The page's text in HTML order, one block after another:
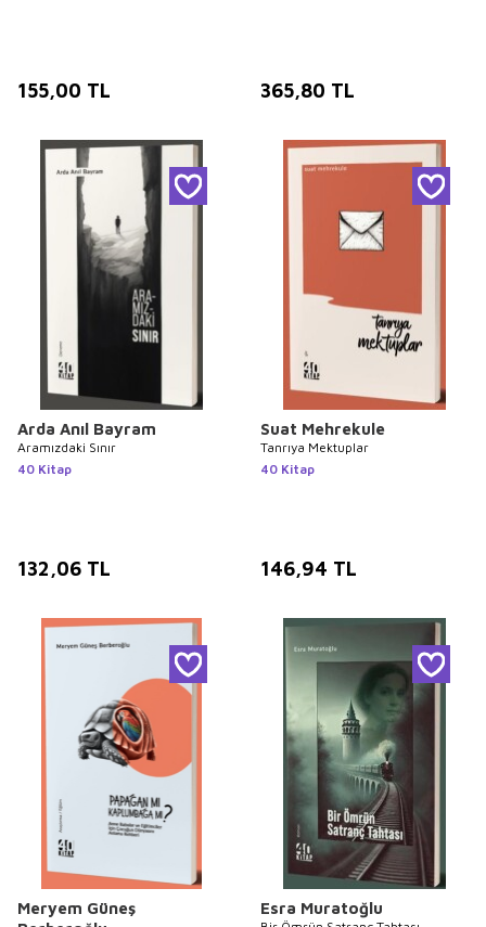
155,00 TL 365,80 TL
Arda Anıl Bayram
Aramızdaki Sınır
40 Kitap
132,06 TL
Suat Mehrekule
Tanrıya Mektuplar
40 Kitap
146,94 TL
Meryem Güneş
Esra Muratoğlu